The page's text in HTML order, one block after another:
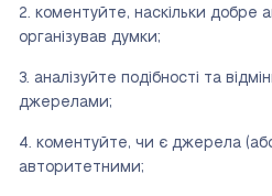
коментуйте, наскільки добре
організував думки;
аналізуйте подібності та
джерелами;
коментуйте, чи є джерела
авторитетними;